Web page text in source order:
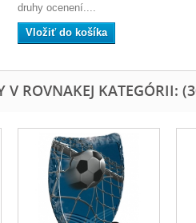
druhy ocenení....
Vložiť do košíka
V ROVNAKEJ KATEGÓRII: